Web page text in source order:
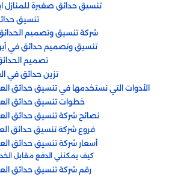
تنسيق حدائق صغيرة للمنازل​
تنسيق
شركة تنسيق وتصميم
تنسيق وتصميم حدائق في
تصميم
تزين حدائق في
خطوات تنسيق حدائق العين و أبو ظبي​​​​
نصائح شركة تنسيق حدائق العين و أبو ظبي​​
فروع شركة تنسيق حدائق العين و أبو ظبي​​
أسعار شركة تنسيق حدائق العين و أبو ظبي​​
كيف يمكنني الدفع مقابل
رقم شركة تنسيق حدائق العين و أبو ظبي​​